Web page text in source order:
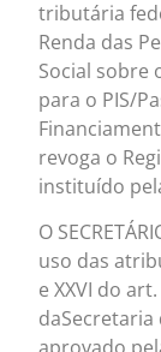
tributária
Renda das
Social sobre
para o PIS/
revoga o
instituído
O
uso das
e XXVI do
daSecretaria